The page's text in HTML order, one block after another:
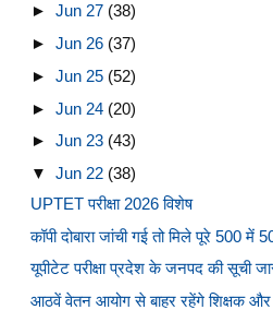
► Jun 27 (38)
► Jun 26 (37)
► Jun 25 (52)
► Jun 24 (20)
► Jun 23 (43)
▼ Jun 22 (38)
UPTET परीक्षा 2026 विशेष
कॉपी दोबारा जांची गई तो मिले पूरे 500 में
यूपीटेट परीक्षा प्रदेश के जनपद की सूची
आठवें वेतन आयोग से बाहर रहेंगे शिक्षक